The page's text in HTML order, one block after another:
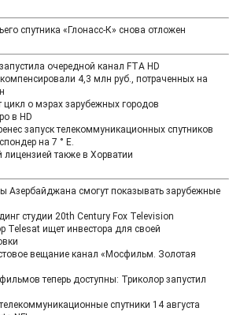
спутника «Глонасс-К» снова отложен
очередной канал FTA HD
4,3 млн руб., потраченных на
цикл о мэрах зарубежных городов
в HD
запуск телекоммуникационных спутников
на 7 ° Е.
лицензией также в Хорватии
Азербайджана смогут показывать зарубежные
студии 20th Century Fox Television
Telesat ищет инвестора для своей
вещание канал «Мосфильм. Золотая
теперь доступны: Триколор запустил
спутники 14 августа